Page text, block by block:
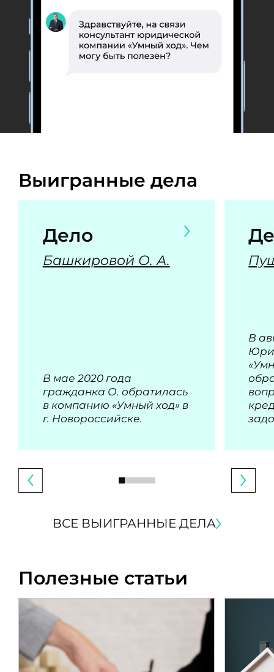
Выигранные дела
Дело
Башкировой О. А.
В мае 2020 года
гражданка О. обратилась
в компанию «Умный ход» в
г. Новороссийске.
В
ВСЕ ВЫИГРАННЫЕ ДЕЛА
Полезные статьи